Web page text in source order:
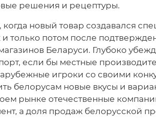
решения и рецептуры.
новый товар создавался
только потом после
Беларуси. Глубоко
если бы местные
игроки со своими
белорусам новые вкусы и
рынке отечественные
а доля продаж белорусской